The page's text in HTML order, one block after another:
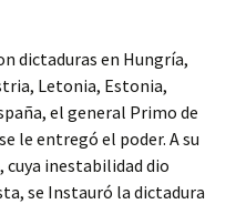
dictaduras en Hungría,
Letonia, Estonia,
el general Primo de
le entregó el poder. A su
cuya inestabilidad dio
se Instauró la dictadura